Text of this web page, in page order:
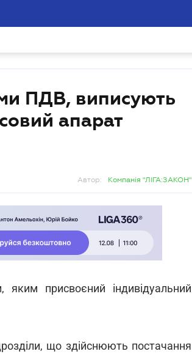
ПДВ, виписують
апарат
Автор: Компанія "ЛІГА:ЗАКОН"
яким присвоєний індивідуальний
що здійснюють постачання